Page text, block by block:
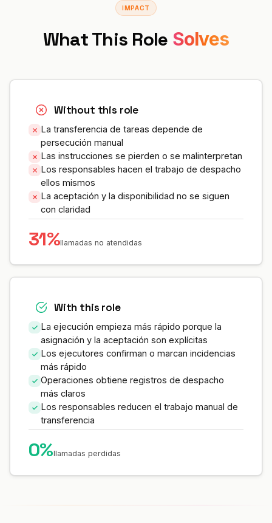
IMPACT
What This Role Solves
Without this role
La transferencia de tareas depende de
persecución manual
Las instrucciones se pierden o se malinterpretan
Los responsables hacen el trabajo de despacho
ellos mismos
La aceptación y la disponibilidad no se siguen
con claridad
31%llamadas no atendidas
With this role
La ejecución empieza más rápido porque la
asignación y la aceptación son explícitas
Los ejecutores confirman o marcan incidencias
más rápido
Operaciones obtiene registros de despacho
más claros
Los responsables reducen el trabajo manual de
transferencia
0%llamadas perdidas